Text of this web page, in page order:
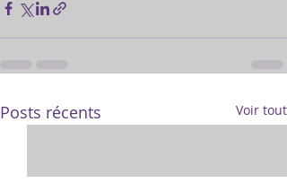
Posts récents Voir tout